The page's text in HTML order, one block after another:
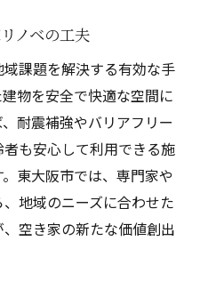
ノベの工夫
課題を解決する有効な手
物を安全で快適な空間に
耐震補強やバリアフリー
も安心して利用できる施
東大阪市では、専門家や
地域のニーズに合わせた
空き家の新たな価値創出